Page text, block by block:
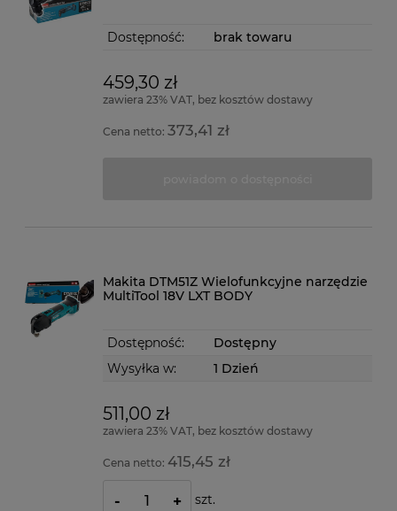
Dostępność: brak towaru
459,30 zł
zawiera 23% VAT, bez kosztów dostawy
Cena netto:373,41 zł
Makita DTM51Z Wielofunkcyjne narzędzie
MultiTool 18V LXT BODY
Dostępność:
Dostępny
Wysyłka w:
1 Dzień
511,00 zł
zawiera 23% VAT, bez kosztów dostawy
Cena netto:415,45 zł
- + szt.